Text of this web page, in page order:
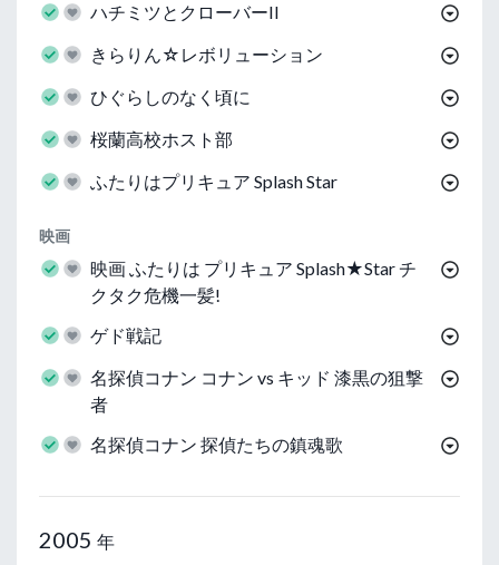
ハチミツとクローバーII
きらりん☆レボリューション
ひぐらしのなく頃に
桜蘭高校ホスト部
ふたりはプリキュア Splash Star
映画
映画 ふたりは プリキュア Splash★Star チ
クタク危機一髪!
ゲド戦記
名探偵コナン コナン vs キッド 漆黒の狙撃
者
名探偵コナン 探偵たちの鎮魂歌
2005 年